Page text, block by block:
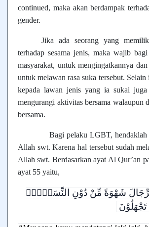
continued, maka akan berdampak
gender.
Jika ada seorang yang
terhadap sesama jenis, maka wajib
masyarakat, untuk mengingatkannya
untuk melawan rasa suka tersebut.
kepada lawan jenis yang ia sukai
mengurangi aktivitas bersama walaupun
bersama.
Bagi pelaku LGBT, hendaklah
Allah swt. Karena hal tersebut sudah
Allah swt. Berdasarkan ayat Al Qur’an
ayat 55 yaitu,
الرِّجَالَ شَهْوَةً مِّنْ دُوْنِ النِّسَاۤءِۗ
تَجْهَلُوْنَ